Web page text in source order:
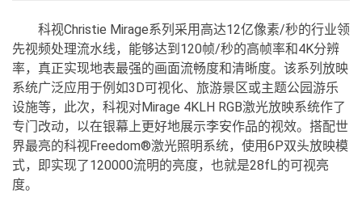
科视Christie Mirage系列采用高达12亿像素/秒的行业领
先视频处理流水线，能够达到120帧/秒的高帧率和4K分辨
率，真正实现地表最强的画面流畅度和清晰度。该系列放映
系统广泛应用于例如3D可视化、旅游景区或主题公园游乐
设施等，此次，科视对Mirage 4KLH RGB激光放映系统作了
专门改动，以在银幕上更好地展示李安作品的视效。搭配世
界最亮的科视Freedom®激光照明系统，使用6P双头放映模
式，即实现了120000流明的亮度，也就是28fL的可视亮
度。